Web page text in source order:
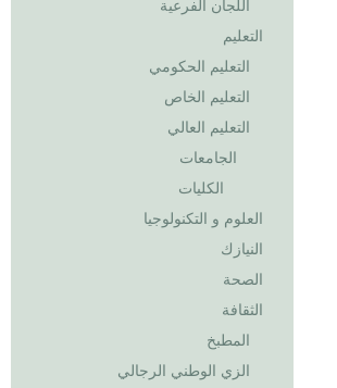
اللجان الفرعية
التعليم
التعليم الحكومي
التعليم الخاص
التعليم العالي
الجامعات
الكليات
العلوم و التكنولوجيا
النيازك
الصحة
الثقافة
المطبخ
الزي الوطني الرجالي